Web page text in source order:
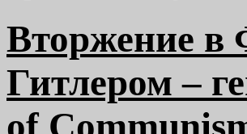
Вторжение в
Гитлером –